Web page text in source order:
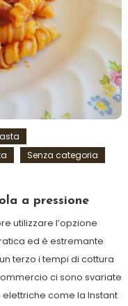
Senza categoria
a pressione
utilizzare l’opzione
ed è estremante
terzo i tempi di cottura
ci sono svariate
come la Instant